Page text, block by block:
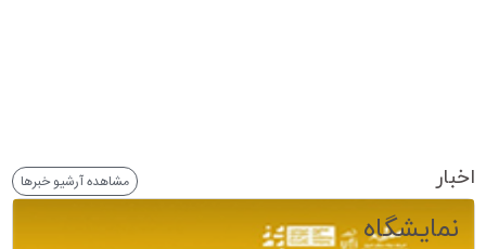
اخبار مشاهده آرشیو خبرها
نمایشگاه